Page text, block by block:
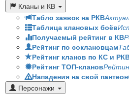
Кланы и КВ
Табло заявок на РКВ
Таблица клановых боёв
Получаемый рейтинг в КВ
Рейтинг по соклановцам
Рейтинг кланов по КС и
Рейтинг ТОП-кланов
Нападения на свой пантеон
Персонажи